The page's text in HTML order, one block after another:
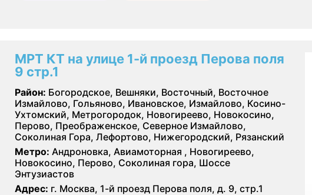
МРТ КТ на улице 1-й проезд Перова поля
9 стр.1
Район: Богородское, Вешняки, Восточный, Восточное
Измайлово, Гольяново, Ивановское, Измайлово, Косино-
Ухтомский, Метрогородок, Новогиреево, Новокосино,
Перово, Преображенское, Северное Измайлово,
Соколиная Гора, Лефортово, Нижегородский, Рязанский
Метро: Андроновка, Авиамоторная , Новогиреево,
Новокосино, Перово, Соколиная гора, Шоссе
Энтузиастов
Адрес: г. Москва, 1-й проезд Перова поля, д. 9, стр.1